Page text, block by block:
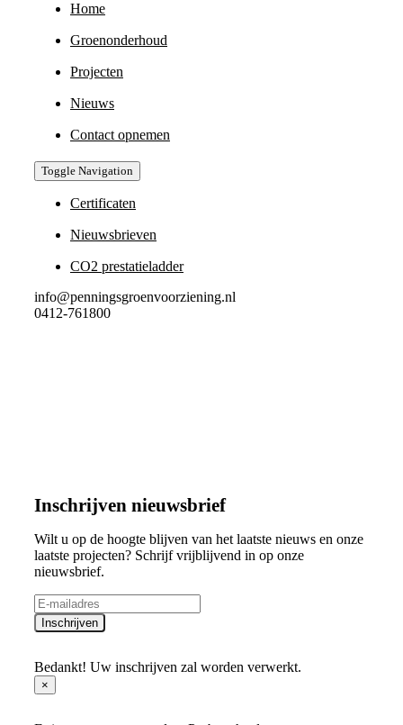
Home
Groenonderhoud
Projecten
Nieuws
Contact opnemen
Toggle Navigation
Certificaten
Nieuwsbrieven
CO2 prestatieladder
info@penningsgroenvoorziening.nl
0412-761800
Inschrijven nieuwsbrief
Wilt u op de hoogte blijven van het laatste nieuws en onze
laatste projecten? Schrijf vrijblijvend in op onze
nieuwsbrief.
Inschrijven
Bedankt! Uw inschrijven zal worden verwerkt.
×